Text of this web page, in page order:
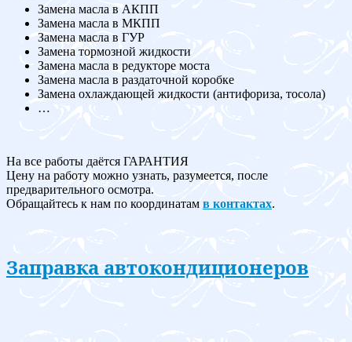
Замена масла в АКПП
Замена масла в МКПП
Замена масла в ГУР
Замена тормозной жидкости
Замена масла в редукторе моста
Замена масла в раздаточной коробке
Замена охлаждающей жидкости (антифориза, тосола)
…
На все работы даётся ГАРАНТИЯ
Цену на работу можно узнать, разумеется, после
предварительного осмотра.
Обращайтесь к нам по координатам в контактах.
Заправка автокондиционеров